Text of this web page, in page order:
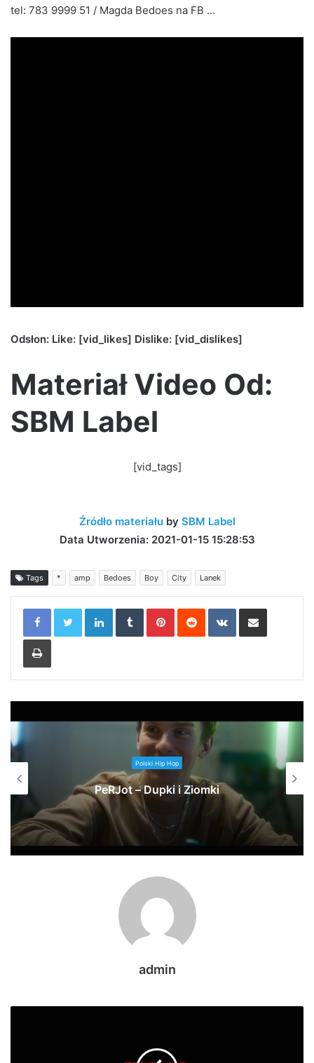
tel: 783 9999 51 / Magda Bedoes na FB …
Odsłon: Like: [vid_likes] Dislike: [vid_dislikes]
Materiał Video Od:
SBM Label
[vid_tags]
Źródło materiałuby SBM Label
Data Utworzenia: 2021-01-15 15:28:53
Tags * amp Bedoes Boy City Lanek
LinkedInTumblrPinterestReddit VKontakteShare via Email
Print
Polski Hip Hop
PeRJot – Dupki i Ziomki
admin